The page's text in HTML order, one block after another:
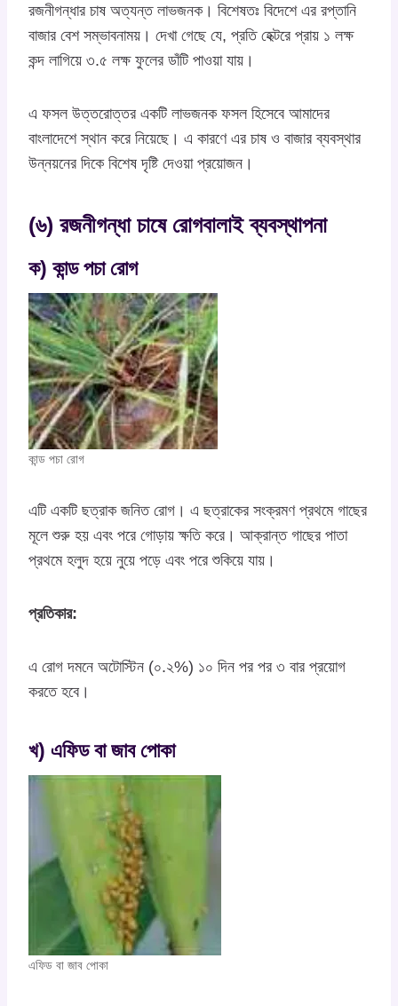
রজনীগন্ধার চাষ অত্যন্ত লাভজনক। বিশেষতঃ বিদেশে এর রপ্তানি
বাজার বেশ সম্ভাবনাময়। দেখা গেছে যে, প্রতি হেক্টরে প্রায় ১ লক্ষ
কন্দ লাগিয়ে ৩.৫ লক্ষ ফুলের ডাঁটি পাওয়া যায়।
এ ফসল উত্তরোত্তর একটি লাভজনক ফসল হিসেবে আমাদের
বাংলাদেশে স্থান করে নিয়েছে। এ কারণে এর চাষ ও বাজার ব্যবস্থার
উন্নয়নের দিকে বিশেষ দৃষ্টি দেওয়া প্রয়োজন।
(৬) রজনীগন্ধা চাষে রোগবালাই ব্যবস্থাপনা
ক) কান্ড পচা রোগ
কান্ড পচা রোগ
এটি একটি ছত্রাক জনিত রোগ। এ ছত্রাকের সংক্রমণ প্রথমে গাছের
মূলে শুরু হয় এবং পরে গোড়ায় ক্ষতি করে। আক্রান্ত গাছের পাতা
প্রথমে হলুদ হয়ে নুয়ে পড়ে এবং পরে শুকিয়ে যায়।
প্রতিকার:
এ রোগ দমনে অটোস্টিন (০.২%) ১০ দিন পর পর ৩ বার প্রয়োগ
করতে হবে।
খ) এফিড বা জাব পোকা
এফিড বা জাব পোকা